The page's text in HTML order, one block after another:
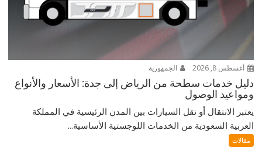
أغسطس 8, 2026 الجمهورية
دليل خدمات سطحة من الرياض إلى جدة: الأسعار والأنواع
ومواعيد الوصول
يعتبر الانتقال أو نقل السيارات بين المدن الرئيسية في المملكة
العربية السعودية من الخدمات اللوجستية الأساسية...
مقالات